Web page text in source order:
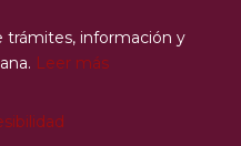
trámites, información y
Leer más